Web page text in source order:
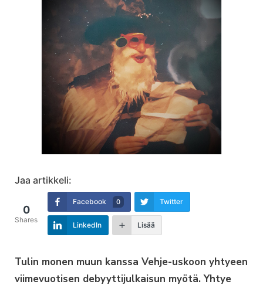
Jaa artikkeli:
0
Shares
Facebook 0 Twitter
LinkedIn Lisää
Tulin monen muun kanssa Vehje-uskoon yhtyeen
viimevuotisen debyyttijulkaisun myötä. Yhtye